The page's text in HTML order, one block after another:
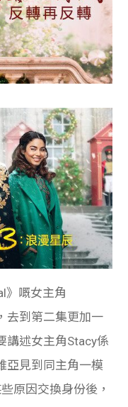
》嘅女主角
去到第二集更加一
講述女主角Stacy係
亞見到同主角一模
原因交換身份後，